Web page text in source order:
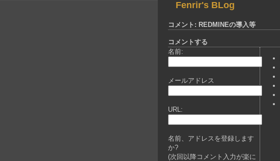
Fenrir's BLog
コメント: REDMINEの導入等
コメントする
名前:
メールアドレス
URL:
名前、アドレスを登録します
か?
(次回以降コメント入力が楽に